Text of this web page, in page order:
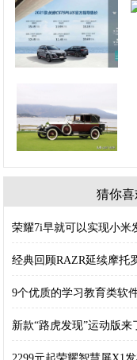
猜你喜
荣耀7i早就可以实现小米
经典回顾RAZR延续摩托
9个优质的学习教育类软
新款“路虎发现”运动版来